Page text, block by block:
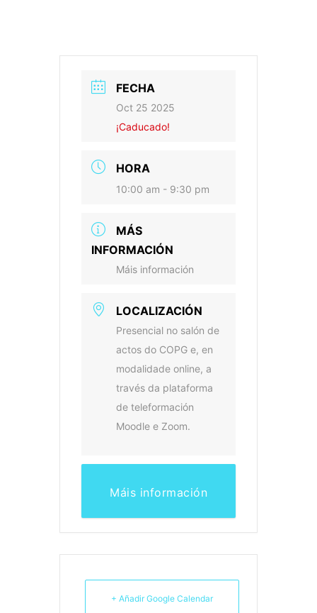
FECHA
Oct 25 2025
¡Caducado!
HORA
10:00 am - 9:30 pm
MÁS
INFORMACIÓN
Máis información
LOCALIZACIÓN
Presencial no salón de
actos do COPG e, en
modalidade online, a
través da plataforma
de teleformación
Moodle e Zoom.
Máis información
+ Añadir Google Calendar